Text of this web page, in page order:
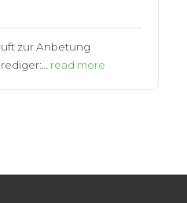
zur Anbetung
read more